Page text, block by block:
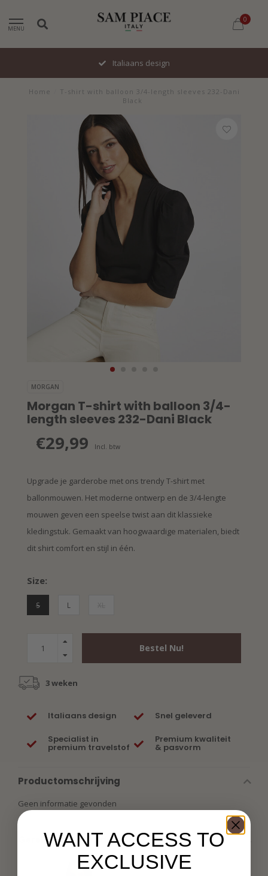
MENU
0
Italiaans design
Home
T-shirt with balloon 3/4-length sleeves 232-Dani
Black
MORGAN
Morgan T-shirt with balloon 3/4-
length sleeves 232-Dani Black
€29,99 Incl. btw
Upgrade je garderobe met ons trendy T-shirt met
ballonmouwen. Het moderne ontwerp en de 3/4-lengte
mouwen geven een speelse twist aan dit klassieke
kledingstuk. Gemaakt van hoogwaardige materialen, biedt
dit shirt comfort en stijl in één.
Size:
S L
Bestel Nu!
3 weken
Italiaans design Snel geleverd
Specialist in
premium travelstof
Premium kwaliteit
& pasvorm
Productomschrijving
Geen informatie gevonden
Gerelateerde producten
WANT ACCESS TO
EXCLUSIVE